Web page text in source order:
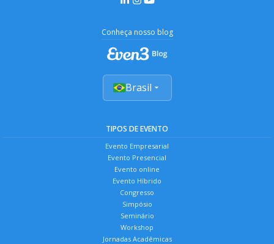
Conheça nosso blog
Brasil
TIPOS DE EVENTO
Evento Empresarial
Evento Presencial
Evento online
Evento Híbrido
Congresso
Simpósio
Seminário
Workshop
Jornadas Acadêmicas